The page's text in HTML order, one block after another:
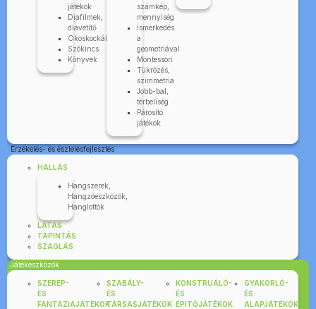
játékok
Diafilmek,
diavetítő
Okoskockák
Szókincs
Könyvek
számkép,
mennyiség
Ismerkedés
a
geometriával
Montessori
Tükrözés,
szimmetria
Jobb-bal,
térbeliség
Párosító
játékok
Érzékelés- és észlelésfejlesztés
HALLÁS
Hangszerek,
Hangzóeszközök,
Hanglottók
LÁTÁS
TAPINTÁS
SZAGLÁS
Játékeszközök
SZEREP-
ÉS
FANTÁZIAJÁTÉKOK
SZABÁLY-
ÉS
TÁRSASJÁTÉKOK
KONSTRUÁLÓ-
ÉS
ÉPÍTŐJÁTÉKOK
GYAKORLÓ-
ÉS
ALAPJÁTÉKOK